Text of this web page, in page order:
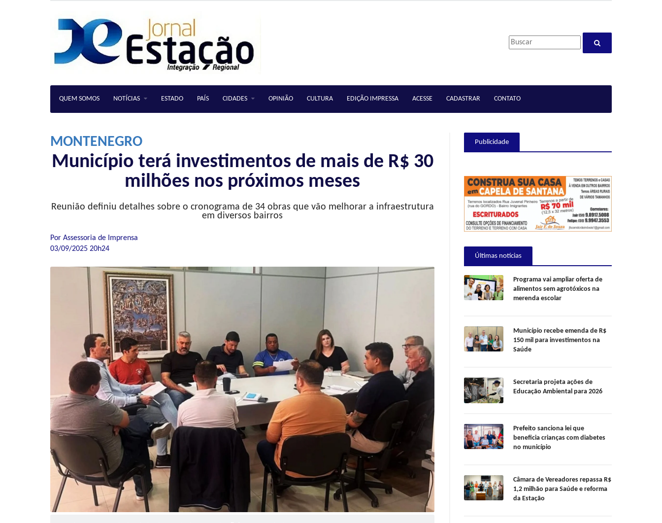
QUEM SOMOS NOTÍCIAS ESTADO PAÍS CIDADES OPINIÃO CULTURA EDIÇÃO IMPRESSA ACESSE CADASTRAR CONTATO
MONTENEGRO
Município terá investimentos de mais de R$ 30
milhões nos próximos meses
Reunião definiu detalhes sobre o cronograma de 34 obras que vão melhorar a infraestrutura
em diversos bairros
Por Assessoria de Imprensa
03/09/2025 20h24
Publicidade
Últimas notícias
Programa vai ampliar oferta de
alimentos sem agrotóxicos na
merenda escolar
Município recebe emenda de R$
150 mil para investimentos na
Saúde
Secretaria projeta ações de
Educação Ambiental para 2026
Prefeito sanciona lei que
beneficia crianças com diabetes
no município
Câmara de Vereadores repassa R$
1,2 milhão para Saúde e reforma
da Estação